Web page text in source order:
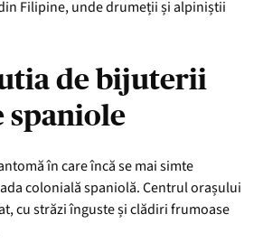
Filipine, unde drumeții și alpiniștii
de bijuterii
spaniole
în care încă se mai simte
colonială spaniolă. Centrul orașului
cu străzi înguste și clădiri frumoase